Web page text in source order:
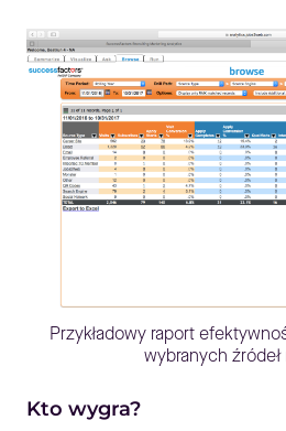
Przykładowy raport
wybranych
Kto wygra?